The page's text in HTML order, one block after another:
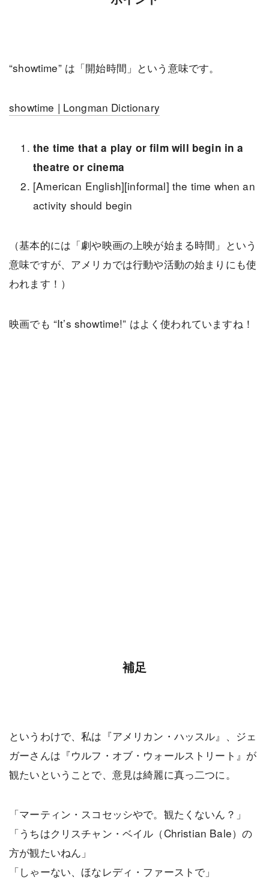
“showtime” は「開始時間」という意味です。
showtime | Longman Dictionary
the time that a play or film will begin in a
theatre or cinema
[American English][informal] the time when an
activity should begin
（基本的には「劇や映画の上映が始まる時間」という
意味ですが、アメリカでは行動や活動の始まりにも使
われます！）
映画でも “It’s showtime!” はよく使われていますね！
補足
というわけで、私は『アメリカン・ハッスル』、ジェ
ガーさんは『ウルフ・オブ・ウォールストリート』が
観たいということで、意見は綺麗に真っ二つに。
「マーティン・スコセッシやで。観たくないん？」
「うちはクリスチャン・ベイル（Christian Bale）の
方が観たいねん」
「しゃーない、ほなレディ・ファーストで」